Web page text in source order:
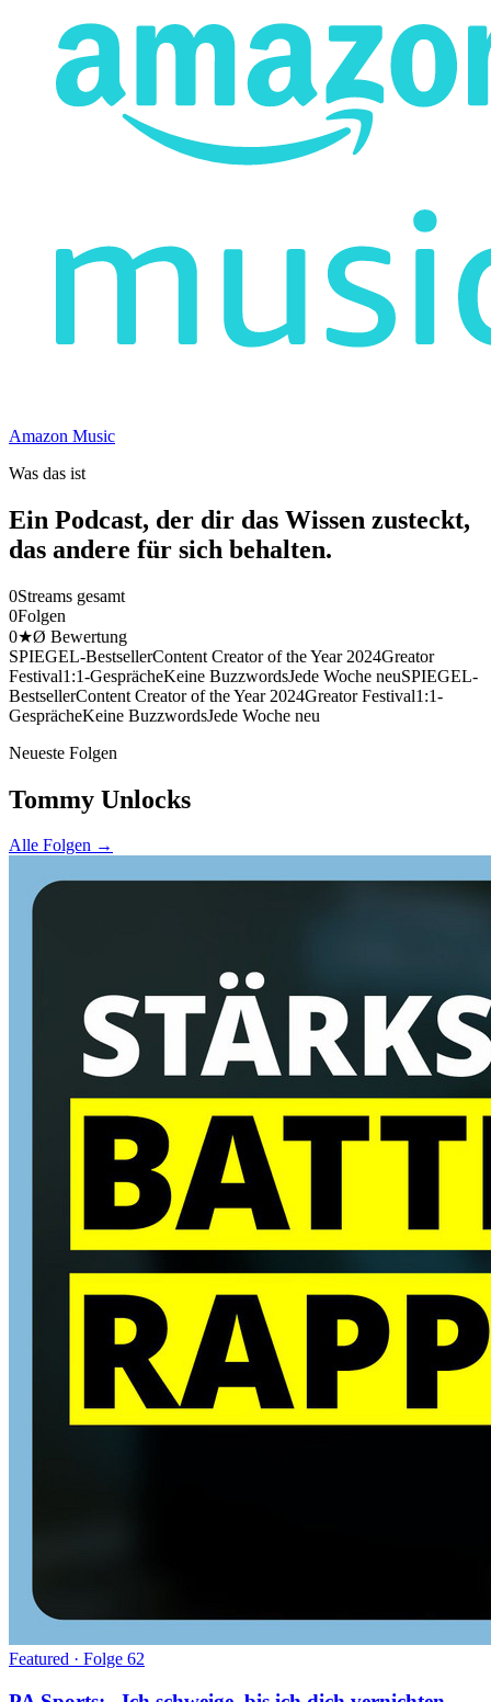
Amazon Music
Was das ist
Ein Podcast, der dir das Wissen zusteckt,
das andere für sich behalten.
0Streams gesamt
0Folgen
0★Ø Bewertung
SPIEGEL-BestsellerContent Creator of the Year 2024Greator
Festival1:1-GesprächeKeine BuzzwordsJede Woche neuSPIEGEL-
BestsellerContent Creator of the Year 2024Greator Festival1:1-
GesprächeKeine BuzzwordsJede Woche neu
Neueste Folgen
Tommy Unlocks
Alle Folgen →
Featured · Folge 62